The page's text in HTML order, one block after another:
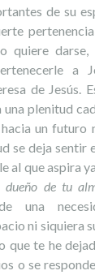
de su
quiere darse,
a
de Jesús.
plenitud
un futuro
se deja sentir
al que aspira
dueño de tu
una
ni siquiera
que te he
o se